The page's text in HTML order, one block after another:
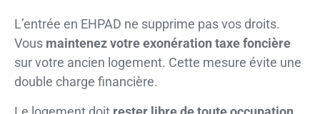
L’entrée en EHPAD ne supprime pas vos droits.
Vous maintenez votre exonération taxe foncière
sur votre ancien logement. Cette mesure évite une
double charge financière.